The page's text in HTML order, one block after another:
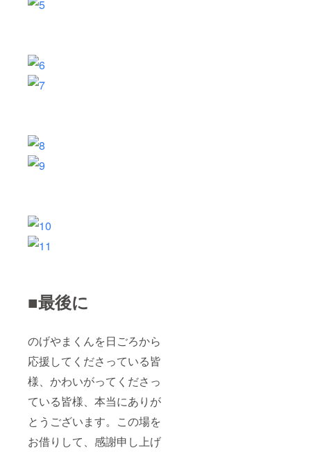
■最後に
のげやまくんを日ごろから
応援してくださっている皆
様、かわいがってくださっ
ている皆様、本当にありが
とうございます。この場を
お借りして、感謝申し上げ